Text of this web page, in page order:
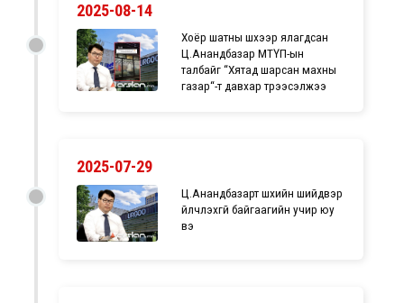
2025-08-14
Хоёр шатны шүүхээр ялагдсан
Ц.Анандбазар МТҮП-ын
талбайг “Хятад шарсан махны
газар“-т давхар түрээсэлжээ
2025-07-29
Ц.Анандбазарт шүүхийн шийдвэр
үйлчлэхгүй байгаагийн учир юу
вэ